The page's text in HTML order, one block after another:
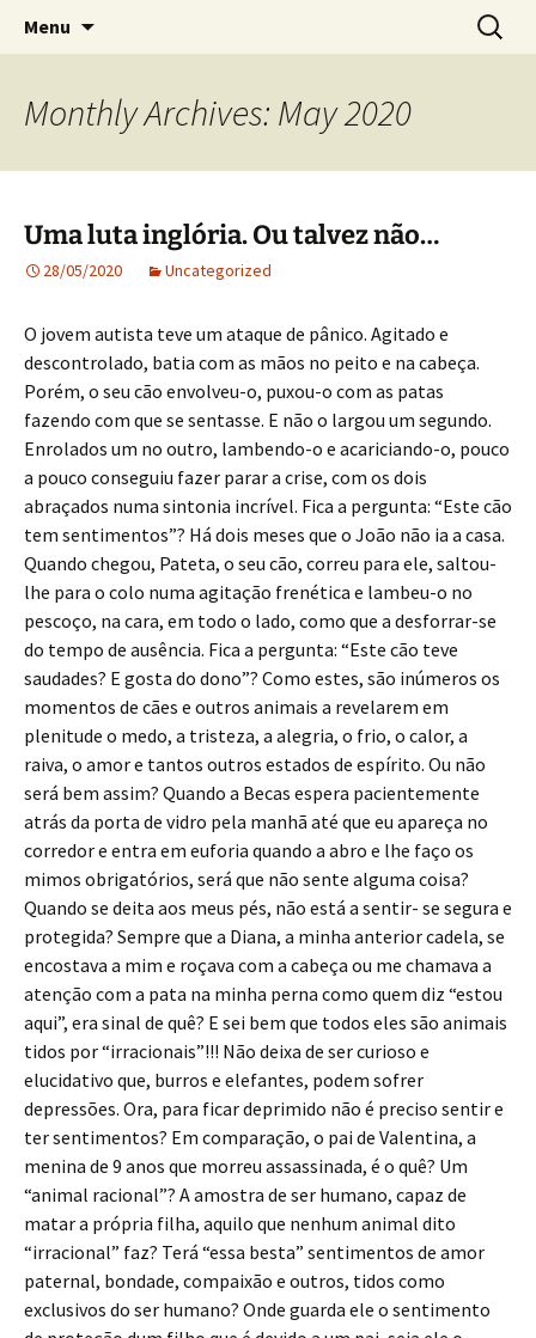
AO ACASO
Crónicas de José Carlos de Bessa Machado
Menu
Search
for:
Monthly Archives: May 2020
Uma luta inglória. Ou talvez não…
28/05/2020 Uncategorized
O jovem autista teve um ataque de pânico. Agitado e
descontrolado, batia com as mãos no peito e na cabeça.
Porém, o seu cão envolveu-o, puxou-o com as patas
fazendo com que se sentasse. E não o largou um segundo.
Enrolados um no outro, lambendo-o e acariciando-o, pouco
a pouco conseguiu fazer parar a crise, com os dois
abraçados numa sintonia incrível. Fica a pergunta: “Este cão
tem sentimentos”? Há dois meses que o João não ia a casa.
Quando chegou, Pateta, o seu cão, correu para ele, saltou-
lhe para o colo numa agitação frenética e lambeu-o no
pescoço, na cara, em todo o lado, como que a desforrar-se
do tempo de ausência. Fica a pergunta: “Este cão teve
saudades? E gosta do dono”? Como estes, são inúmeros os
momentos de cães e outros animais a revelarem em
plenitude o medo, a tristeza, a alegria, o frio, o calor, a
raiva, o amor e tantos outros estados de espírito. Ou não
será bem assim? Quando a Becas espera pacientemente
atrás da porta de vidro pela manhã até que eu apareça no
corredor e entra em euforia quando a abro e lhe faço os
mimos obrigatórios, será que não sente alguma coisa?
Quando se deita aos meus pés, não está a sentir- se segura e
protegida? Sempre que a Diana, a minha anterior cadela, se
encostava a mim e roçava com a cabeça ou me chamava a
atenção com a pata na minha perna como quem diz “estou
aqui”, era sinal de quê? E sei bem que todos eles são animais
tidos por “irracionais”!!! Não deixa de ser curioso e
elucidativo que, burros e elefantes, podem sofrer
depressões. Ora, para ficar deprimido não é preciso sentir e
ter sentimentos? Em comparação, o pai de Valentina, a
menina de 9 anos que morreu assassinada, é o quê? Um
“animal racional”? A amostra de ser humano, capaz de
matar a própria filha, aquilo que nenhum animal dito
“irracional” faz? Terá “essa besta” sentimentos de amor
paternal, bondade, compaixão e outros, tidos como
exclusivos do ser humano? Onde guarda ele o sentimento